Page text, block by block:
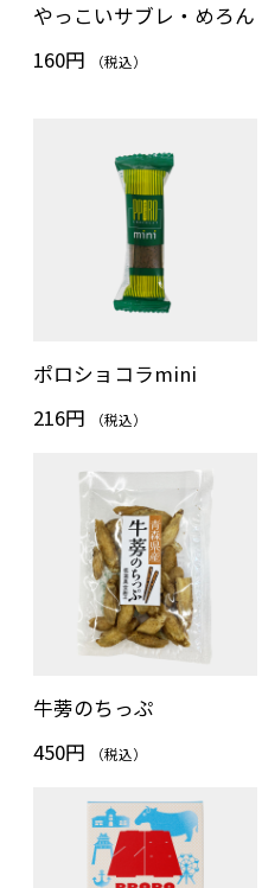
やっこいサブレ・めろん
160円
（税込）
ポロショコラmini
216円
（税込）
牛蒡のちっぷ
450円
（税込）